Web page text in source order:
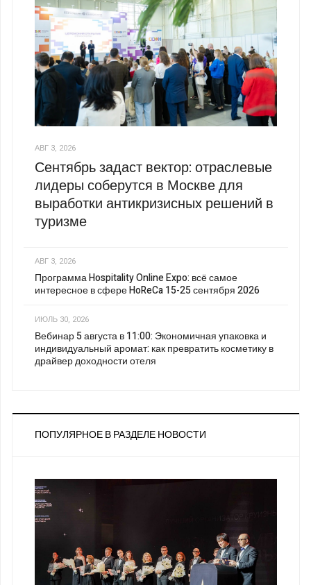
АВГ 3, 2026
Сентябрь задаст вектор: отраслевые
лидеры соберутся в Москве для
выработки антикризисных решений в
туризме
АВГ 3, 2026
Программа Hospitality Online Expo: всё самое
интересное в сфере HoReCa 15-25 сентября 2026
ИЮЛЬ 30, 2026
Вебинар 5 августа в 11:00: Экономичная упаковка и
индивидуальный аромат: как превратить косметику в
драйвер доходности отеля
ПОПУЛЯРНОЕ В РАЗДЕЛЕ НОВОСТИ